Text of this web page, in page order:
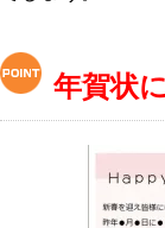
年賀状